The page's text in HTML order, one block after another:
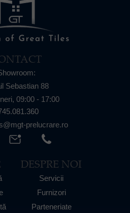
Sebastian 88
09:00 - 17:00
prelucrare.ro
DESPRE NOI
Servicii
Furnizori
Parteneriate